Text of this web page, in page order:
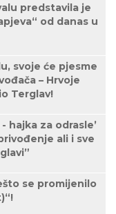
predstavila je
od danas u
svoje će pjesme
– Hrvoje
Terglav!
hajka za odrasle’
ali i sve
se promijenilo